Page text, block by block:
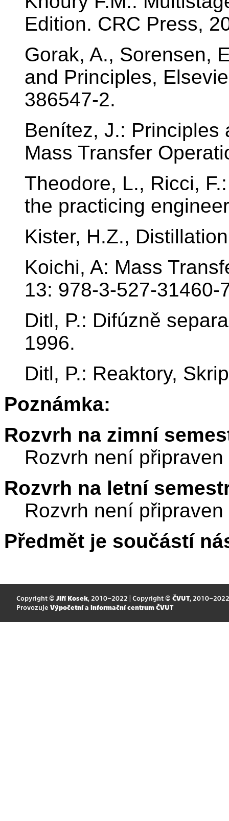
Edition. CRC Press,
Gorak, A., Sorensen,
and Principles,
386547-2.
Benítez, J.: Principles
Mass Transfer
Theodore, L., Ricci,
the practicing
Kister, H.Z.,
Koichi, A: Mass
13: 978-3-527-31460-
Ditl, P.: Difúzně
1996.
Ditl, P.: Reaktory,
Poznámka:
Rozvrh na zimní
Rozvrh není připraven
Rozvrh na letní
Rozvrh není připraven
Předmět je součástí
Copyright © Jiří Kosek, 2010–2022 | Copyright © ČVUT, 2010–2022
Provozuje Výpočetní a informační centrum ČVUT